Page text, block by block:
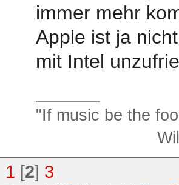
immer mehr
Apple ist ja
mit Intel
"If music be the
William
1 [2] 3